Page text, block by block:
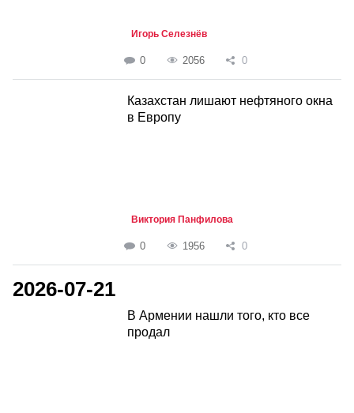
Игорь Селезнёв
0 2056 0
Казахстан лишают нефтяного окна
в Европу
Виктория Панфилова
0 1956 0
2026-07-21
В Армении нашли того, кто все
продал